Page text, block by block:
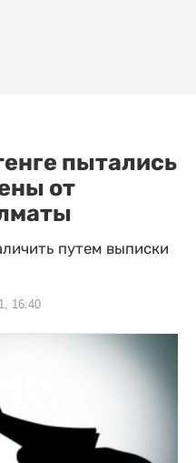
пытались
от
путем выписки
16:40